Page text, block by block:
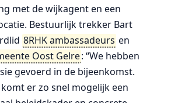
met de wijkagent en een
Bestuurlijk trekker Bart
8RHK ambassadeurs en
Oost Gelre: “We hebben
gevoerd in de bijeenkomst.
er zo snel mogelijk een